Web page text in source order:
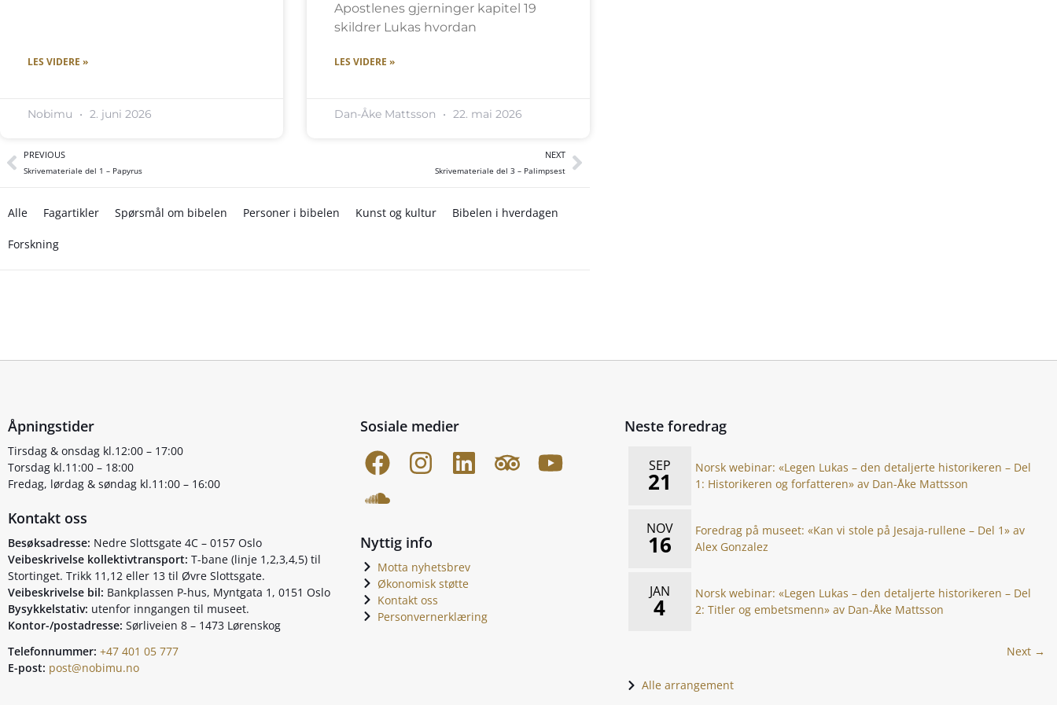
LES VIDERE »
Nobimu 2. juni 2026
Apostlenes gjerninger kapitel 19
skildrer Lukas hvordan
LES VIDERE »
Dan-Åke Mattsson 22. mai 2026
PREVIOUS
Skrivemateriale del 1 – Papyrus
NEXT
Skrivemateriale del 3 – Palimpsest
Alle Fagartikler Spørsmål om bibelen Personer i bibelen Kunst og kultur Bibelen i hverdagen
Forskning
Åpningstider
Tirsdag & onsdag kl.12:00 – 17:00
Torsdag kl.11:00 – 18:00
Fredag, lørdag & søndag kl.11:00 – 16:00
Kontakt oss
Besøksadresse: Nedre Slottsgate 4C – 0157 Oslo
Veibeskrivelse kollektivtransport: T-bane (linje 1,2,3,4,5) til
Stortinget. Trikk 11,12 eller 13 til Øvre Slottsgate.
Veibeskrivelse bil: Bankplassen P-hus, Myntgata 1, 0151 Oslo
Bysykkelstativ: utenfor inngangen til museet.
Kontor-/postadresse: Sørliveien 8 – 1473 Lørenskog
Telefonnummer: +47 401 05 777
E-post: post@nobimu.no
Sosiale medier
Nyttig info
Motta nyhetsbrev
Økonomisk støtte
Kontakt oss
Personvernerklæring
Neste foredrag
SEP
21
Norsk webinar: «Legen Lukas – den detaljerte historikeren – Del
1: Historikeren og forfatteren» av Dan-Åke Mattsson
NOV
16
Foredrag på museet: «Kan vi stole på Jesaja-rullene – Del 1» av
Alex Gonzalez
JAN
4
Norsk webinar: «Legen Lukas – den detaljerte historikeren – Del
2: Titler og embetsmenn» av Dan-Åke Mattsson
Next →
Alle arrangement